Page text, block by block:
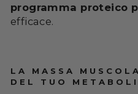
programma proteico
efficace.
LA MASSA
DEL TUO